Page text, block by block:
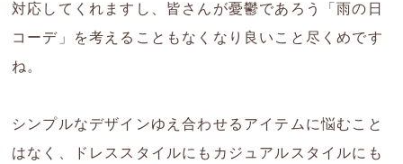
対応してくれますし、皆さんが憂鬱であろう「雨の日
コーデ」を考えることもなくなり良いこと尽くめです
ね。
シンプルなデザインゆえ合わせるアイテムに悩むこと
はなく、ドレススタイルにもカジュアルスタイルにも